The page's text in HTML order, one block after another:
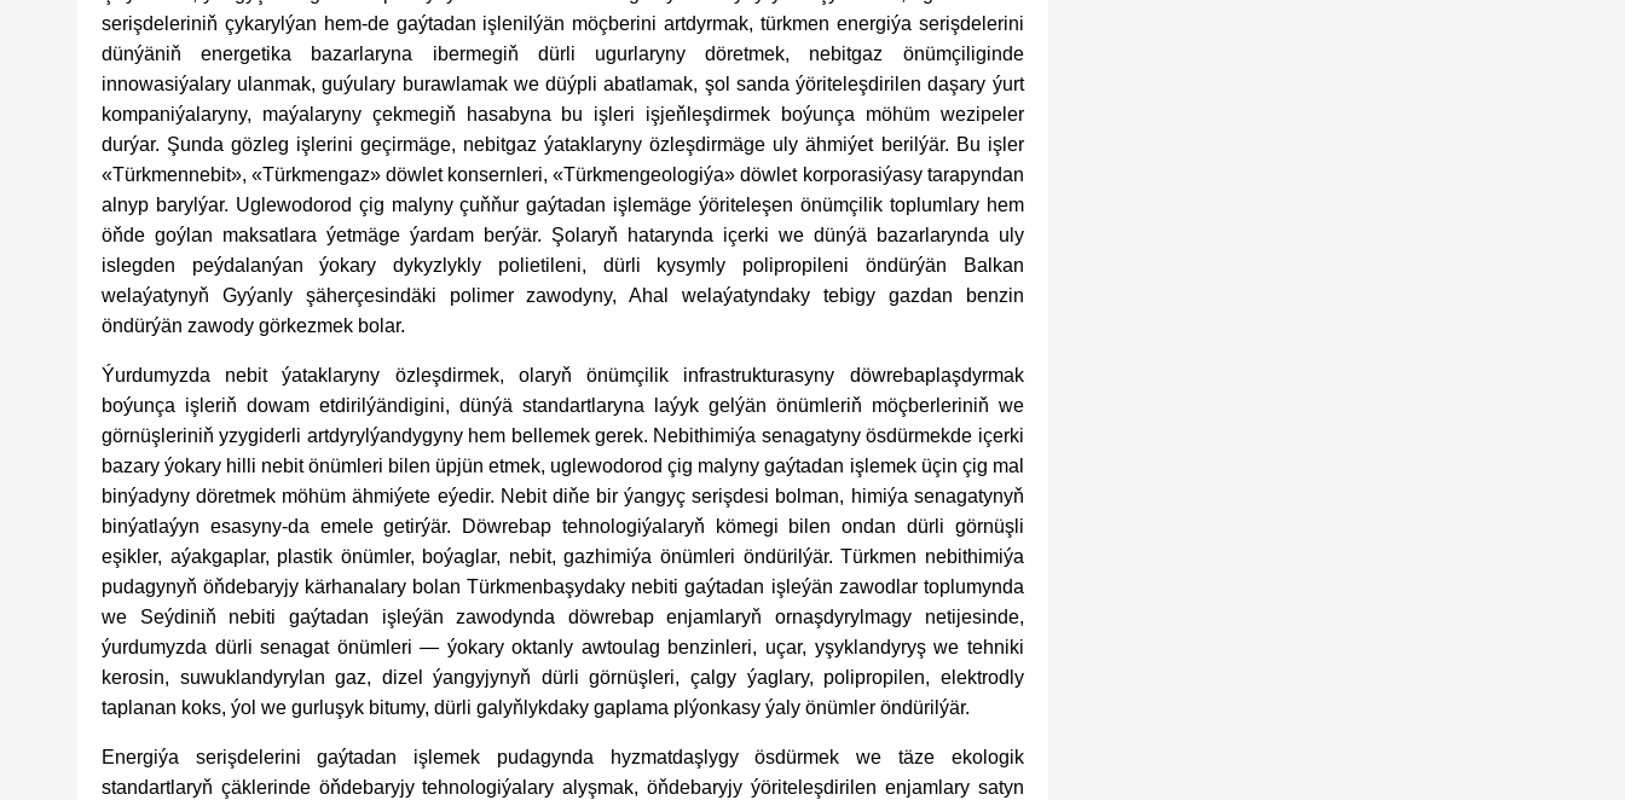
serişdeleriniň çykarylýan hem-de gaýtadan işlenilýän möçberini artdyrmak, türkmen energiýa serişdelerini
dünýäniň energetika bazarlaryna ibermegiň dürli ugurlaryny döretmek, nebitgaz önümçiliginde
innowasiýalary ulanmak, guýulary burawlamak we düýpli abatlamak, şol sanda ýöriteleşdirilen daşary ýurt
kompaniýalaryny, maýalaryny çekmegiň hasabyna bu işleri işjeňleşdirmek boýunça möhüm wezipeler
durýar. Şunda gözleg işlerini geçirmäge, nebitgaz ýataklaryny özleşdirmäge uly ähmiýet berilýär. Bu işler
«Türkmennebit», «Türkmengaz» döwlet konsernleri, «Türkmengeologiýa» döwlet korporasiýasy tarapyndan
alnyp barylýar. Uglewodorod çig malyny çuňňur gaýtadan işlemäge ýöriteleşen önümçilik toplumlary hem
öňde goýlan maksatlara ýetmäge ýardam berýär. Şolaryň hatarynda içerki we dünýä bazarlarynda uly
islegden peýdalanýan ýokary dykyzlykly polietileni, dürli kysymly polipropileni öndürýän Balkan
welaýatynyň Gyýanly şäherçesindäki polimer zawodyny, Ahal welaýatyndaky tebigy gazdan benzin
öndürýän zawody görkezmek bolar.
Ýurdumyzda nebit ýataklaryny özleşdirmek, olaryň önümçilik infrastrukturasyny döwrebaplaşdyrmak
boýunça işleriň dowam etdirilýändigini, dünýä standartlaryna laýyk gelýän önümleriň möçberleriniň we
görnüşleriniň yzygiderli artdyrylýandygyny hem bellemek gerek. Nebithimiýa senagatyny ösdürmekde içerki
bazary ýokary hilli nebit önümleri bilen üpjün etmek, uglewodorod çig malyny gaýtadan işlemek üçin çig mal
binýadyny döretmek möhüm ähmiýete eýedir. Nebit diňe bir ýangyç serişdesi bolman, himiýa senagatynyň
binýatlaýyn esasyny-da emele getirýär. Döwrebap tehnologiýalaryň kömegi bilen ondan dürli görnüşli
eşikler, aýakgaplar, plastik önümler, boýaglar, nebit, gazhimiýa önümleri öndürilýär. Türkmen nebithimiýa
pudagynyň öňdebaryjy kärhanalary bolan Türkmenbaşydaky nebiti gaýtadan işleýän zawodlar toplumynda
we Seýdiniň nebiti gaýtadan işleýän zawodynda döwrebap enjamlaryň ornaşdyrylmagy netijesinde,
ýurdumyzda dürli senagat önümleri — ýokary oktanly awtoulag benzinleri, uçar, yşyklandyryş we tehniki
kerosin, suwuklandyrylan gaz, dizel ýangyjynyň dürli görnüşleri, çalgy ýaglary, polipropilen, elektrodly
taplanan koks, ýol we gurluşyk bitumy, dürli galyňlykdaky gaplama plýonkasy ýaly önümler öndürilýär.
Energiýa serişdelerini gaýtadan işlemek pudagynda hyzmatdaşlygy ösdürmek we täze ekologik
standartlaryň çäklerinde öňdebaryjy tehnologiýalary alyşmak, öňdebaryjy ýöriteleşdirilen enjamlary satyn